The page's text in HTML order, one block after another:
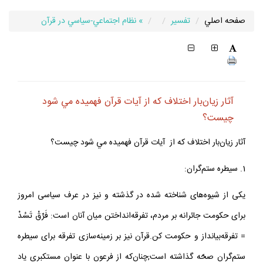
صفحه اصلي تفسير » نظام اجتماعي-سياسي در قرآن
آثار زيان‌بار اختلاف كه از آيات قرآن فهميده مي شود
چيست؟
آثار زيان‌بار اختلاف كه از آيات قرآن فهميده مي شود چيست؟
1. سيطره ستم‌گران:
يكى از شيوه‌هاى شناخته شده در گذشته و نيز در عرف سياسى امروز
براى حكومت جائرانه بر مردم، تفرقه‌انداختن ميان آنان است: فَرِّقْ تَسُدْ
= تفرقه‌بيانداز و حكومت كن.قرآن نيز بر زمينه‌سازى تفرقه براى سيطره
ستم‌گران صحّه گذاشته است;چنان‌كه از فرعون با عنوان مستكبرى ياد